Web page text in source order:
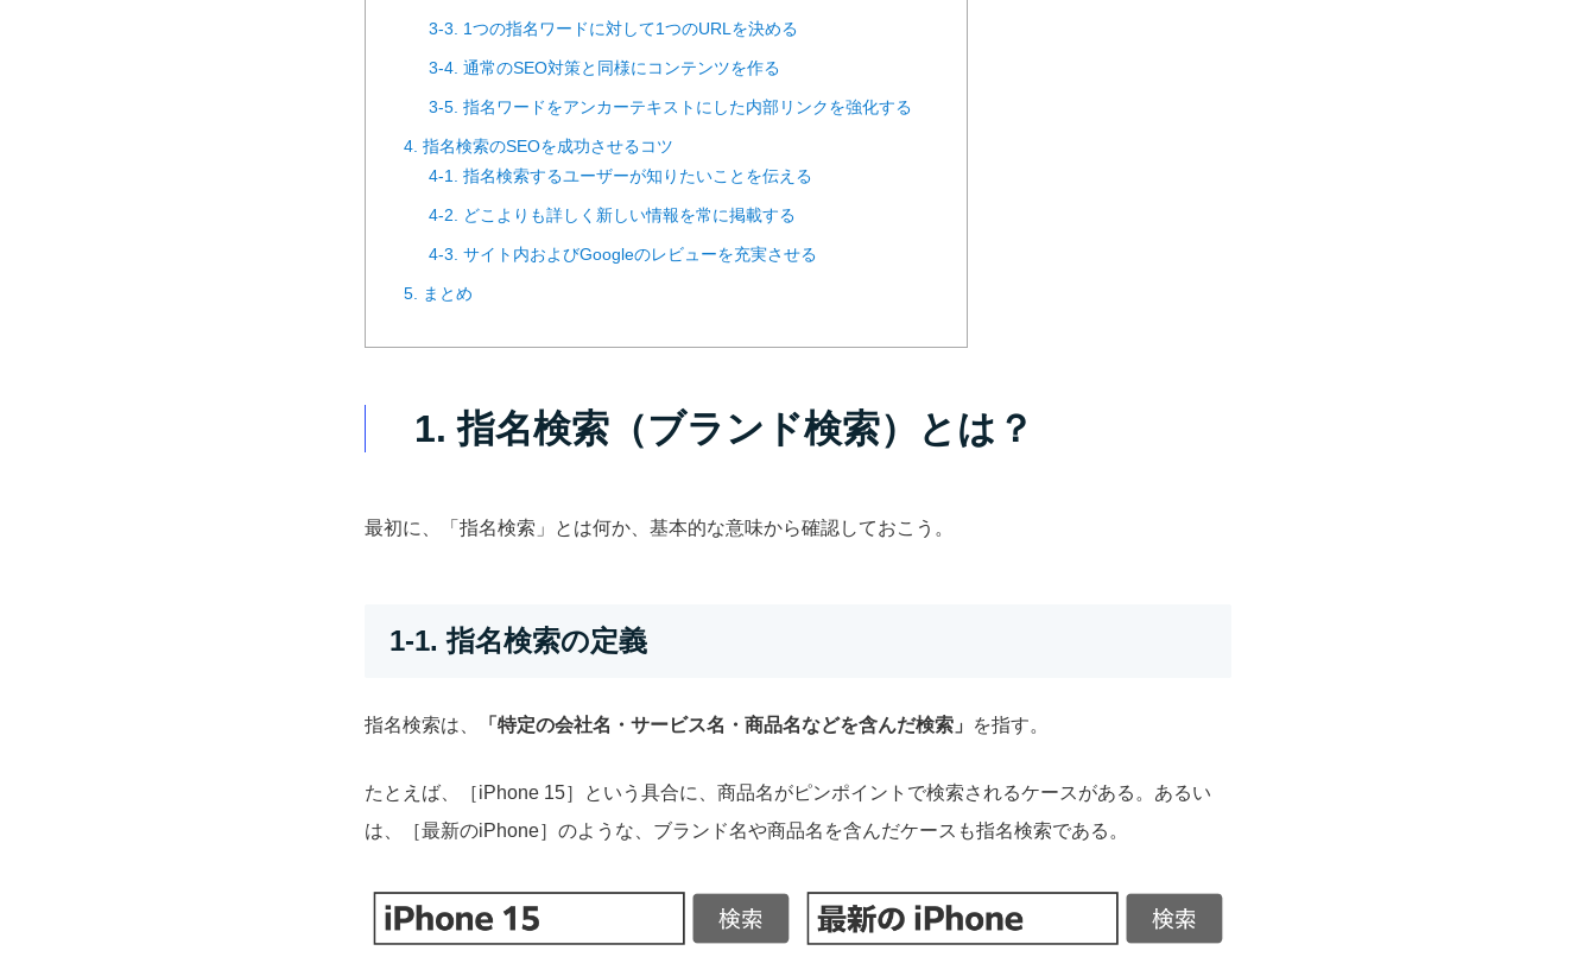
3-3. 1つの指名ワードに対して1つのURLを決める
3-4. 通常のSEO対策と同様にコンテンツを作る
3-5. 指名ワードをアンカーテキストにした内部リンクを強化する
4. 指名検索のSEOを成功させるコツ
4-1. 指名検索するユーザーが知りたいことを伝える
4-2. どこよりも詳しく新しい情報を常に掲載する
4-3. サイト内およびGoogleのレビューを充実させる
5. まとめ
1. 指名検索（ブランド検索）とは？
最初に、「指名検索」とは何か、基本的な意味から確認しておこう。
1-1. 指名検索の定義
指名検索は、 「特定の会社名・サービス名・商品名などを含んだ検索」 を指す。
たとえば、［iPhone 15］という具合に、商品名がピンポイントで検索されるケースがある。あるい
は、［最新のiPhone］のような、ブランド名や商品名を含んだケースも指名検索である。